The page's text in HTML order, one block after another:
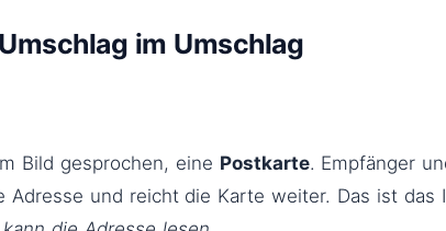
im Umschlag
Bild gesprochen, eine Postkarte. Empfänger
Adresse und reicht die Karte weiter. Das ist